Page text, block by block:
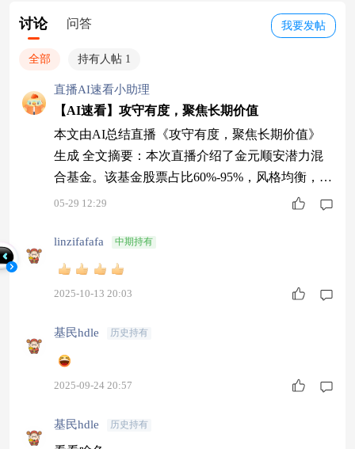
我要发帖
讨论 问答
全部 持有人帖 1
直播AI速看小助理
【AI速看】攻守有度，聚焦长期价值
本文由AI总结直播《攻守有度，聚焦长期价值》
生成 全文摘要：本次直播介绍了金元顺安潜力混
合基金。该基金股票占比60%-95%，风格均衡，聚
焦长期价值和高景气赛道；强调风险控制，通过动
思路，关注商业模式和竞争优势；债券部分稳健配
置，股票优选核心竞争力公司。嘉宾分析了当前经
济形势，指出科技创新和扩大内需为重点方向。最
05-29 12:29
linzifafafa 中期持有
2025-10-13 20:03
基民hdle 历史持有
2025-09-24 20:57
基民hdle 历史持有